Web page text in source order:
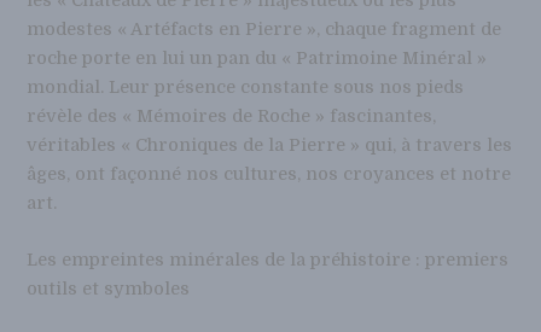
modestes « Artéfacts en Pierre », chaque fragment de
roche porte en lui un pan du « Patrimoine Minéral »
mondial. Leur présence constante sous nos pieds
révèle des « Mémoires de Roche » fascinantes,
véritables « Chroniques de la Pierre » qui, à travers les
âges, ont façonné nos cultures, nos croyances et notre
art.
Les empreintes minérales de la préhistoire : premiers
outils et symboles